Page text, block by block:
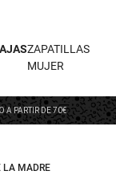
ZAPATILLAS
MUJER
A PARTIR DE 70€
LA MADRE